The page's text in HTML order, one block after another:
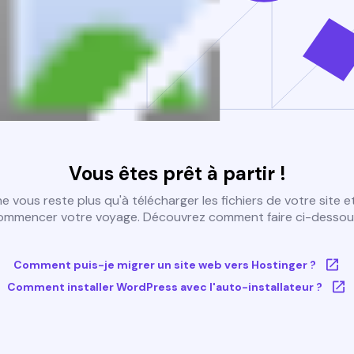
Vous êtes prêt à partir !
vous reste plus qu'à télécharger les fichiers de votre site
votre voyage. Découvrez comment faire ci-
Comment puis-je migrer un site web vers Hostinger ?
Comment installer WordPress avec l'auto-installateur ?